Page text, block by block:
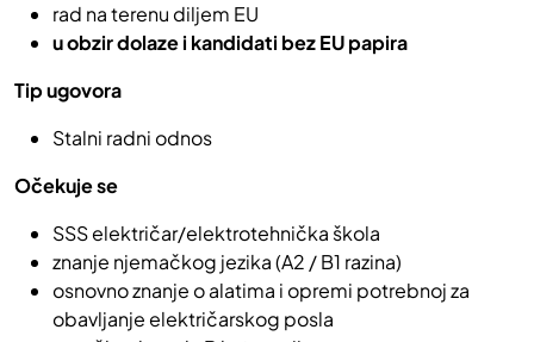
rad na terenu diljem EU
u obzir dolaze i kandidati bez EU papira
Tip ugovora
Stalni radni odnos
Očekuje se
SSS električar/elektrotehnička škola
znanje njemačkog jezika (A2 / B1 razina)
osnovno znanje o alatima i opremi potrebnoj za
obavljanje električarskog posla